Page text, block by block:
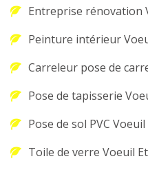
Entreprise rénovation
Peinture intérieur
Carreleur pose de
Pose de tapisserie
Pose de sol PVC
Toile de verre Voeuil